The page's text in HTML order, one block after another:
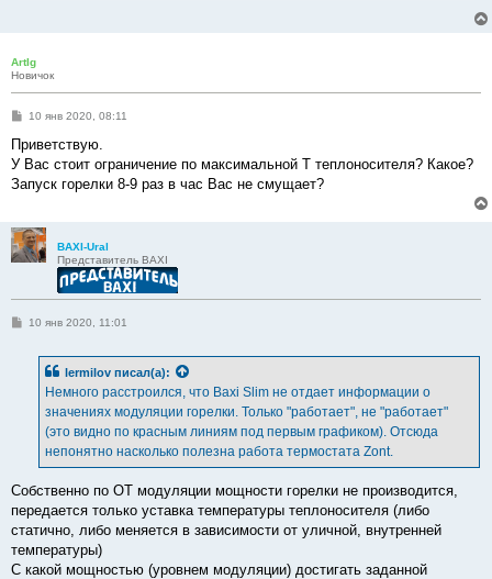
ArtIg
Новичок
С
о
щ
е
10 янв 2020, 08:11
Приветствую.
У Вас стоит ограничение по максимальной Т теплоносителя? Какое?
Запуск горелки 8-9 раз в час Вас не смущает?
BAXI-Ural
Представитель BAXI
С10 янв 2020, 11:01
lermilov писал(а):
Немного расстроился, что Baxi Slim не отдает информации о
значениях модуляции горелки. Только "работает", не "работает"
(это видно по красным линиям под первым графиком). Отсюда
непонятно насколько полезна работа термостата Zont.
Собственно по ОТ модуляции мощности горелки не производится,
передается только уставка температуры теплоносителя (либо
статично, либо меняется в зависимости от уличной, внутренней
температуры)
С какой мощностью (уровнем модуляции) достигать заданной